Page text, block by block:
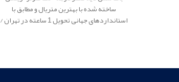
ساخته شده با بهترین متریال و مطابق با
استانداردهای جهانی تحویل 1 ساعته در تهران /